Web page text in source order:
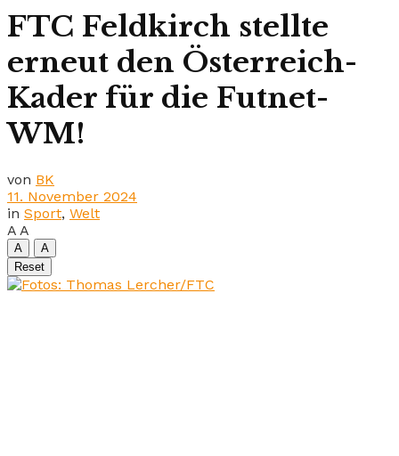
FTC Feldkirch stellte
erneut den Österreich-
Kader für die Futnet-
WM!
von BK
11. November 2024
in Sport, Welt
A A
A
A
Reset